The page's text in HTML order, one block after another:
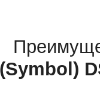
(Symbol)